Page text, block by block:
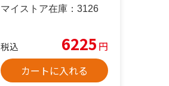
マイストア在庫： 3126
税込 6225 円
カートに入れる